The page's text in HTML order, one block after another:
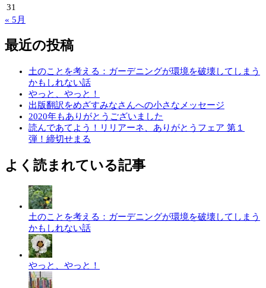
31
« 5月
最近の投稿
土のことを考える：ガーデニングが環境を破壊してしまう
かもしれない話
やっと、やっと！
出版翻訳をめざすみなさんへの小さなメッセージ
2020年もありがとうございました
読んであてよう！リリアーネ、ありがとうフェア 第１
弾！締切せまる
よく読まれている記事
土のことを考える：ガーデニングが環境を破壊してしまう
かもしれない話
やっと、やっと！